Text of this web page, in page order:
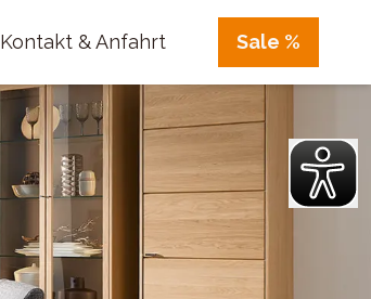
Kontakt & Anfahrt Sale %